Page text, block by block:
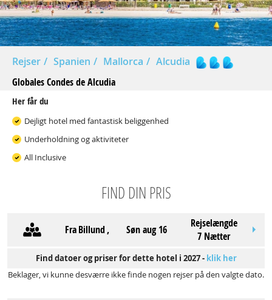
Rejser Spanien Mallorca
Alcudia
Globales Condes de Alcudia
Her får du
Dejligt hotel med fantastisk beliggenhed
Underholdning og aktiviteter
All Inclusive
FIND DIN PRIS
FraBillund, søn aug 16
Rejselængde
7 Nætter
Find datoer og priser for dette hotel i 2027 - klik her
Beklager, vi kunne desværre ikke finde nogen rejser på den valgte dato.